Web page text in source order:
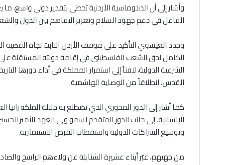
وأشار إلى أن الدبلوماسية الأردنية تحظى بتقدير دولي واسع،
الفاعل في دعم جهود السلام وتعزيز التفاهم بين الدول
وجدد العيسوي التأكيد على موقف الأردن الثابت تجاه
الكامل لحق الشعب الفلسطيني في إقامة دولته المستقلة
الشرعية الدولية، لافتاً إلى استمرار المملكة في أداء دورها
القدس، انطلاقاً من الوصاية الهاشمية.
كما أشار إلى الدور المحوري الذي تضطلع به جلالة الملكة
الإنسانية، إلى جانب الدور المتقدم لسمو ولي العهد الأمير
وتوسيع الشراكات الدولية واستقطاب الفرص الاستثمارية.
من جهتهم، عبّر أبناء عشيرة الشنابلة عن ولاءهم الراسخ